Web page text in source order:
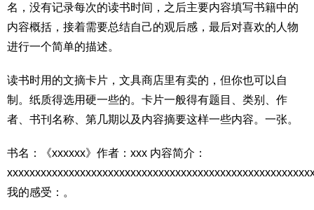
名，没有记录每次的读书时间，之后主要内容填写书籍中的
内容概括，接着需要总结自己的观后感，最后对喜欢的人物
进行一个简单的描述。
读书时用的文摘卡片，文具商店里有卖的，但你也可以自
制。纸质得选用硬一些的。卡片一般得有题目、类别、作
者、书刊名称、第几期以及内容摘要这样一些内容。一张。
书名：《xxxxxx》作者：xxx 内容简介：
我的感受：。